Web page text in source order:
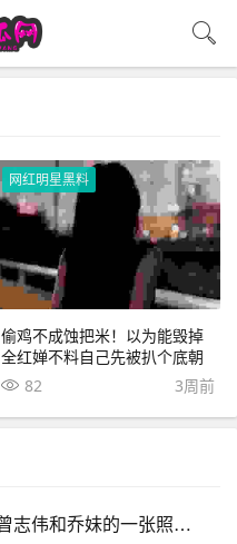
网红明星黑料
偷鸡不成蚀把米！以为能毁掉
全红婵不料自己先被扒个底朝
天 82 3周前
色字头上一把刀！曾志伟和乔妹的一张照片展现娱乐圈的阴暗面